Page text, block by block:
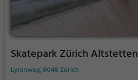
Skatepark Zürich Altstetten
Lyrenweg, 8048 Zürich